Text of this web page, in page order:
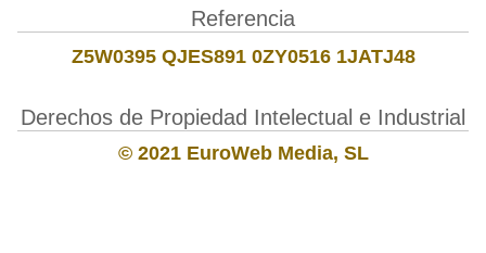
Referencia
Z5W0395 QJES891 0ZY0516 1JATJ48
Derechos de Propiedad Intelectual e Industrial
© 2021 EuroWeb Media, SL